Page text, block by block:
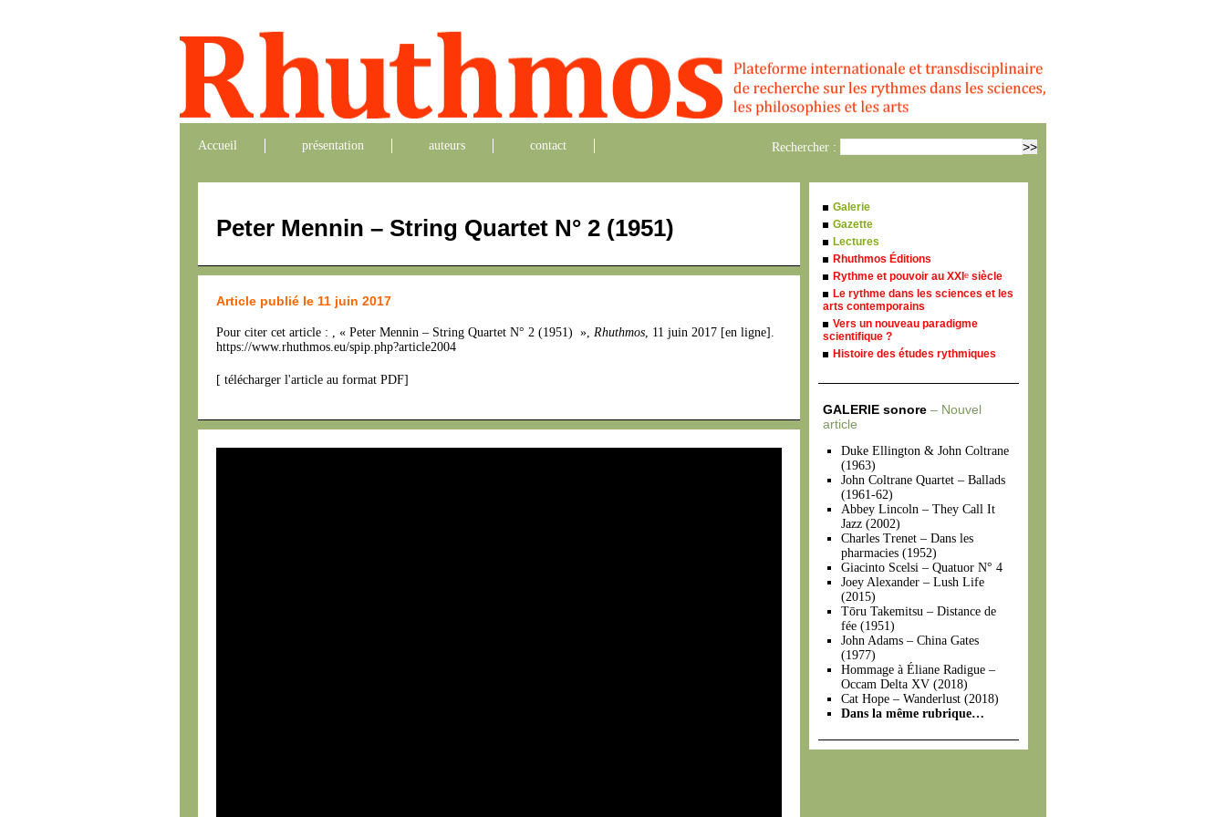
Accueil présentation auteurs contact Rechercher :
Peter Mennin – String Quartet N° 2 (1951)
Article publié le 11 juin 2017
Pour citer cet article : , « Peter Mennin – String Quartet N° 2 (1951) », Rhuthmos, 11 juin 2017 [en ligne].
https://www.rhuthmos.eu/spip.php?article2004
[ télécharger l'article au format PDF]
Galerie
Gazette
Lectures
Rhuthmos Éditions
Rythme et pouvoir au XXI e siècle
Le rythme dans les sciences et les
arts contemporains
Vers un nouveau paradigme
scientifique ?
Histoire des études rythmiques
GALERIE sonore – Nouvel
article
Duke Ellington & John Coltrane
(1963)
John Coltrane Quartet – Ballads
(1961-62)
Abbey Lincoln – They Call It
Jazz (2002)
Charles Trenet – Dans les
pharmacies (1952)
Giacinto Scelsi – Quatuor N° 4
Joey Alexander – Lush Life
(2015)
Tōru Takemitsu – Distance de
fée (1951)
John Adams – China Gates
(1977)
Hommage à Éliane Radigue –
Occam Delta XV (2018)
Cat Hope – Wanderlust (2018)
Dans la même rubrique…